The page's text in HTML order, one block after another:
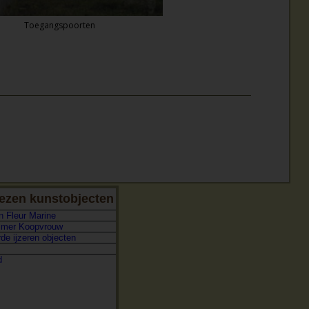
Toegangspoorten
kunstobjecten
Fleur Marine
Koopvrouw
ijzeren objecten